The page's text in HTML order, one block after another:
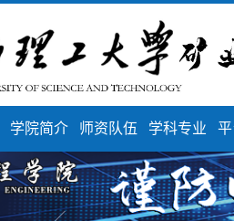
学院简介 师资队伍 学科专业